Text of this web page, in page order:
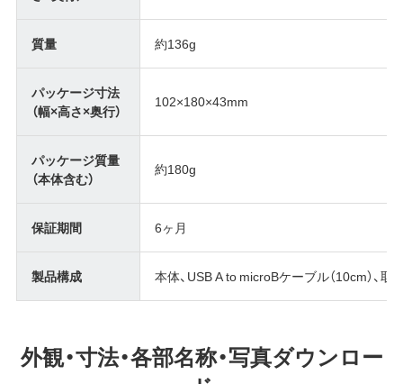
質量 約136g
パッケージ寸法
（幅×高さ×奥行）
102×180×43mm
パッケージ質量
（本体含む）
約180g
保証期間 6ヶ月
製品構成 本体、USB A to microBケーブル（10cm）、取
外観・寸法・各部名称・写真ダウンロー